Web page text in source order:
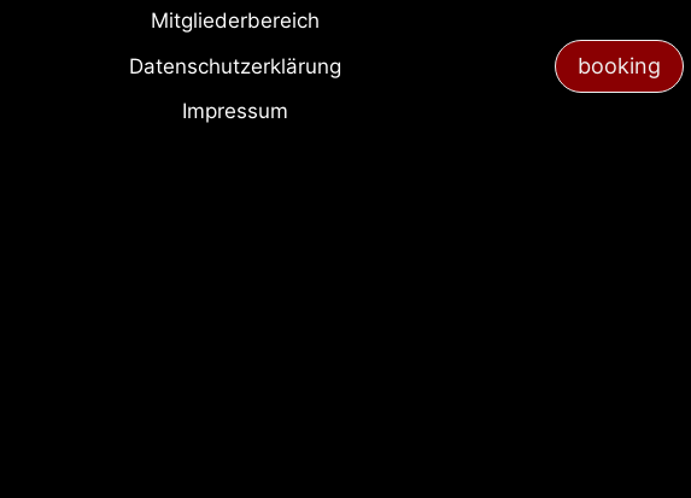
Mitgliederbereich
Datenschutzerklärung
Impressum
booking